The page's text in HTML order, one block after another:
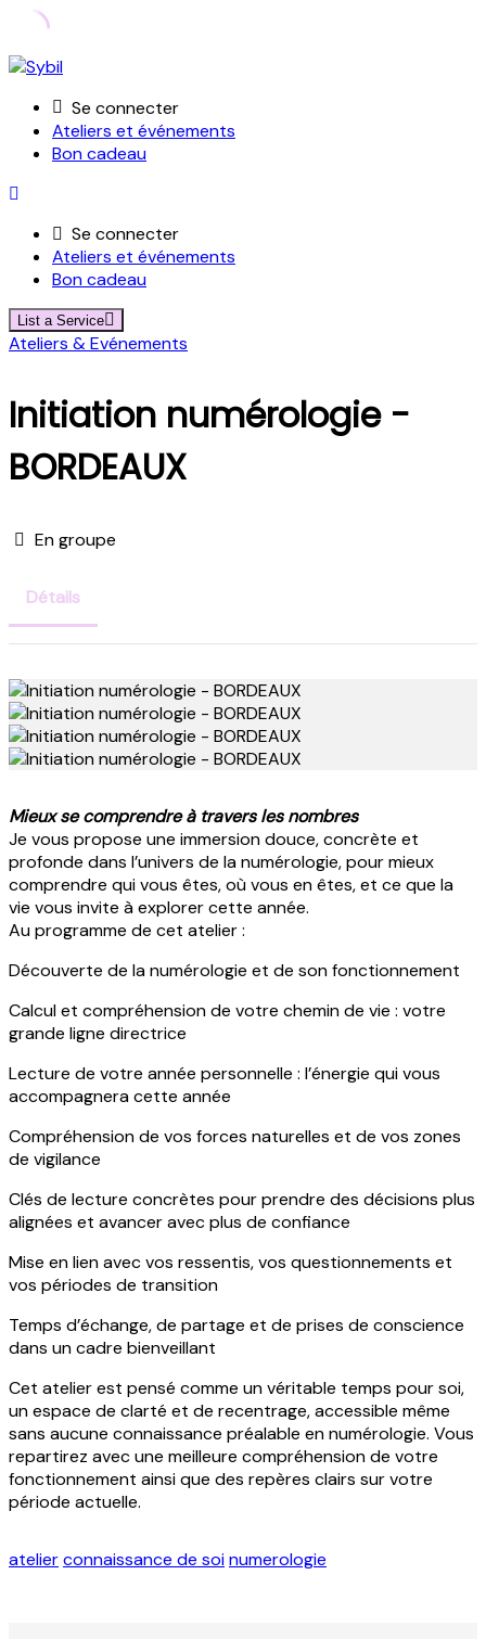
Skip
contentSe connecter
Ateliers et événements
Bon cadeau
Se connecter
Ateliers et événements
Bon cadeau
List a Service
Ateliers & Evénements
Initiation numérologie -
BORDEAUX
En groupe
Détails
Mieux se comprendre à travers les nombres
Je vous propose une immersion douce, concrète et
profonde dans l’univers de la numérologie, pour mieux
comprendre qui vous êtes, où vous en êtes, et ce que la
vie vous invite à explorer cette année.
Au programme de cet atelier :
Découverte de la numérologie et de son fonctionnement
Calcul et compréhension de votre chemin de vie : votre
grande ligne directrice
Lecture de votre année personnelle : l’énergie qui vous
accompagnera cette année
Compréhension de vos forces naturelles et de vos zones
de vigilance
Clés de lecture concrètes pour prendre des décisions plus
alignées et avancer avec plus de confiance
Mise en lien avec vos ressentis, vos questionnements et
vos périodes de transition
Temps d’échange, de partage et de prises de conscience
dans un cadre bienveillant
Cet atelier est pensé comme un véritable temps pour soi,
un espace de clarté et de recentrage, accessible même
sans aucune connaissance préalable en numérologie. Vous
repartirez avec une meilleure compréhension de votre
fonctionnement ainsi que des repères clairs sur votre
période actuelle.
atelierconnaissance de soinumerologie